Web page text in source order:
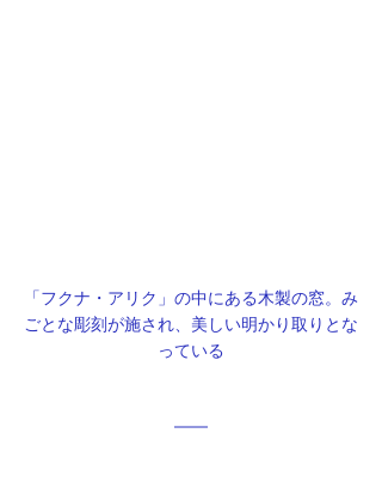
「フクナ・アリク」の中にある木製の窓。み
ごとな彫刻が施され、美しい明かり取りとな
っている